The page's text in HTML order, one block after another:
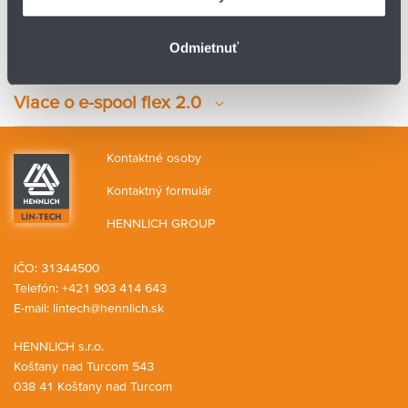
Odmietnuť
Viace o e-spool flex 2.0
Kontaktné osoby
Kontaktný formulár
HENNLICH GROUP
HENNLICH s.r.o.
Košťany nad Turcom 543
038 41 Košťany nad Turcom
IČO: 31344500
Telefón: +421 903 414 643
E-mail: lintech@hennlich.sk